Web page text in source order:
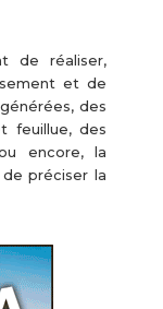
de réaliser,
et de
des
feuillue, des
encore, la
préciser la